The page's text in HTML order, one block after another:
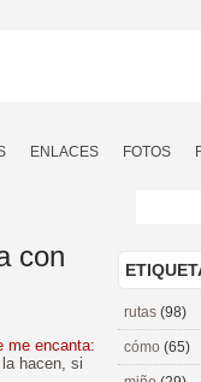
ENLACES FOTOS
con
me encanta:
hacen, si
rutas (98)
cómo (65)